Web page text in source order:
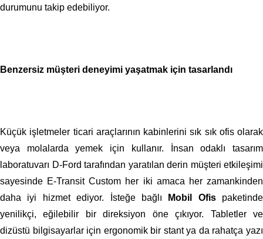
durumunu takip edebiliyor.
Benzersiz müşteri deneyimi yaşatmak için tasarlandı
Küçük işletmeler ticari araçlarının kabinlerini sık sık ofis olarak
veya molalarda yemek için kullanır. İnsan odaklı tasarım
laboratuvarı D-Ford tarafından yaratılan derin müşteri etkileşimi
sayesinde E-Transit Custom her iki amaca her zamankinden
daha iyi hizmet ediyor. İsteğe bağlı
Mobil Ofis paketinde
yenilikçi, eğilebilir bir direksiyon öne çıkıyor. Tabletler ve
dizüstü bilgisayarlar için ergonomik bir stant ya da rahatça yazı